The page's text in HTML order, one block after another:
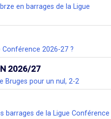
en barrages de la Ligue
Conférence 2026-27 ?
2026/27
Bruges pour un nul, 2-2
barrages de la Ligue Conférence